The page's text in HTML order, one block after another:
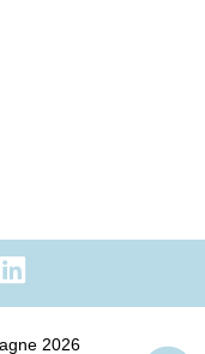
2026